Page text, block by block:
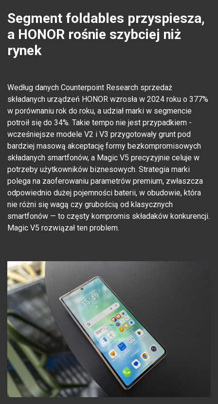
Segment foldables przyspiesza,
a HONOR rośnie szybciej niż
rynek
Według danych Counterpoint Research sprzedaż
składanych urządzeń HONOR wzrosła w 2024 roku o 377%
w porównaniu rok do roku, a udział marki w segmencie
potroił się do 34%. Takie tempo nie jest przypadkiem -
wcześniejsze modele V2 i V3 przygotowały grunt pod
bardziej masową akceptację formy bezkompromisowych
składanych smartfonów, a Magic V5 precyzyjnie celuje w
potrzeby użytkowników biznesowych. Strategia marki
polega na zaoferowaniu parametrów premium, zwłaszcza
odpowiednio dużej pojemności baterii, w obudowie, która
nie różni się wagą czy grubością od klasycznych
smartfonów — to częsty kompromis składaków konkurencji.
Magic V5 rozwiązał ten problem.